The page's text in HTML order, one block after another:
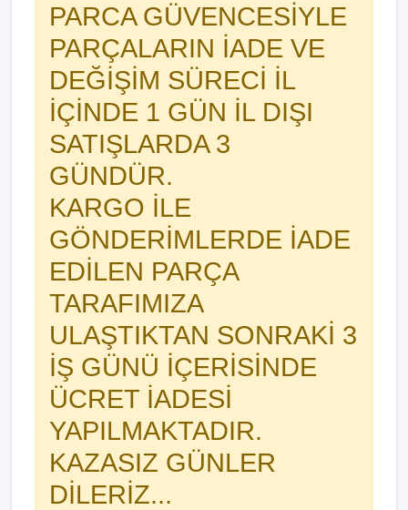
PARCA GÜVENCESİYLE
PARÇALARIN İADE VE
DEĞİŞİM SÜRECİ İL
İÇİNDE 1 GÜN İL DIŞI
SATIŞLARDA 3
GÜNDÜR.
KARGO İLE
GÖNDERİMLERDE İADE
EDİLEN PARÇA
TARAFIMIZA
ULAŞTIKTAN SONRAKİ 3
İŞ GÜNÜ İÇERİSİNDE
ÜCRET İADESİ
YAPILMAKTADIR.
KAZASIZ GÜNLER
DİLERİZ...